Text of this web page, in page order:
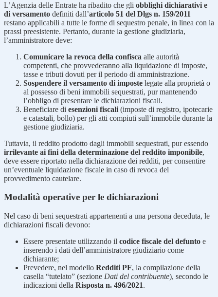
L’Agenzia delle Entrate ha ribadito che gli obblighi dichiarativi e
di versamento definiti dall’articolo 51 del Dlgs n. 159/2011
restano applicabili a tutte le forme di sequestro penale, in linea con la
prassi preesistente. Pertanto, durante la gestione giudiziaria,
l’amministratore deve:
Comunicare la revoca della confisca alle autorità
competenti, che provvederanno alla liquidazione di imposte,
tasse e tributi dovuti per il periodo di amministrazione.
Sospendere il versamento di imposte legate alla proprietà o
al possesso di beni immobili sequestrati, pur mantenendo
l’obbligo di presentare le dichiarazioni fiscali.
Beneficiare di esenzioni fiscali (imposte di registro, ipotecarie
e catastali, bollo) per gli atti compiuti sull’immobile durante la
gestione giudiziaria.
Tuttavia, il reddito prodotto dagli immobili sequestrati, pur essendo
irrilevante ai fini della determinazione del reddito imponibile,
deve essere riportato nella dichiarazione dei redditi, per consentire
un’eventuale liquidazione fiscale in caso di revoca del
provvedimento cautelare.
Modalità operative per le dichiarazioni
Nel caso di beni sequestrati appartenenti a una persona deceduta, le
dichiarazioni fiscali devono:
Essere presentate utilizzando il codice fiscale del defunto e
inserendo i dati dell’amministratore giudiziario come
dichiarante;
Prevedere, nel modello Redditi PF, la compilazione della
casella “tutelato” (sezione Dati del contribuente), secondo le
indicazioni della Risposta n. 496/2021.